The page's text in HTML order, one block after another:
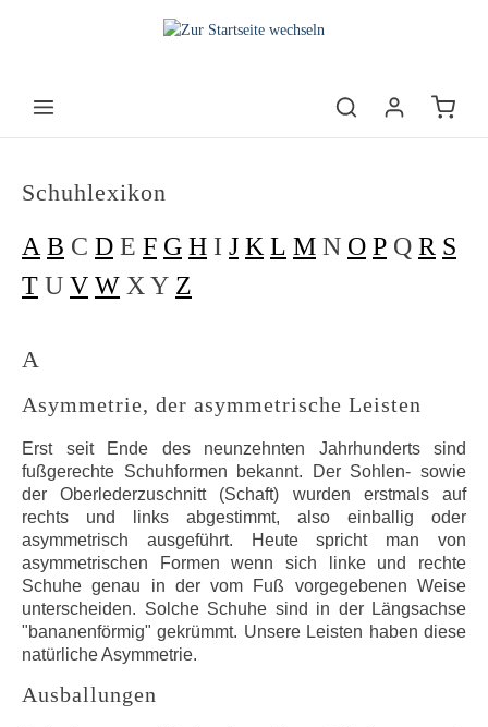
Schuhlexikon
A B C D E F G H I J K L M N O P Q R S
T U V W X Y Z
A
Asymmetrie, der asymmetrische Leisten
Erst seit Ende des neunzehnten Jahrhunderts sind
fußgerechte Schuhformen bekannt. Der Sohlen- sowie
der Oberlederzuschnitt (Schaft) wurden erstmals auf
rechts und links abgestimmt, also einballig oder
asymmetrisch ausgeführt. Heute spricht man von
asymmetrischen Formen wenn sich linke und rechte
Schuhe genau in der vom Fuß vorgegebenen Weise
unterscheiden. Solche Schuhe sind in der Längsachse
"bananenförmig" gekrümmt. Unsere Leisten haben diese
natürliche Asymmetrie.
Ausballungen